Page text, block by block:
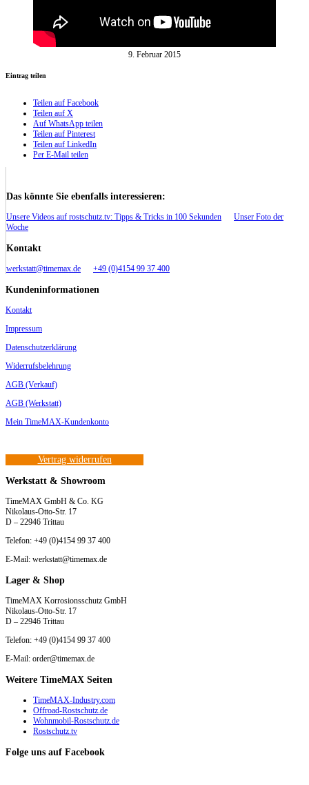
9. Februar 2015
Eintrag teilen
Teilen auf Facebook
Teilen auf X
Auf WhatsApp teilen
Teilen auf Pinterest
Teilen auf LinkedIn
Per E-Mail teilen
Das könnte Sie ebenfalls interessieren:
Unsere Videos auf rostschutz.tv: Tipps & Tricks in 100 Sekunden
Unser Foto der
Woche
Kontakt
werkstatt@timemax.de +49 (0)4154 99 37 400
Kundeninformationen
Kontakt
Impressum
Datenschutzerklärung
Widerrufsbelehrung
AGB (Verkauf)
AGB (Werkstatt)
Mein TimeMAX-Kundenkonto
Vertrag widerrufen
Werkstatt & Showroom
TimeMAX GmbH & Co. KG
Nikolaus-Otto-Str. 17
D – 22946 Trittau
Telefon: +49 (0)4154 99 37 400
E-Mail: werkstatt@timemax.de
Lager & Shop
TimeMAX Korrosionsschutz GmbH
Nikolaus-Otto-Str. 17
D – 22946 Trittau
Telefon: +49 (0)4154 99 37 400
E-Mail: order@timemax.de
Weitere TimeMAX Seiten
TimeMAX-Industry.com
Offroad-Rostschutz.de
Wohnmobil-Rostschutz.de
Rostschutz.tv
Folge uns auf Facebook